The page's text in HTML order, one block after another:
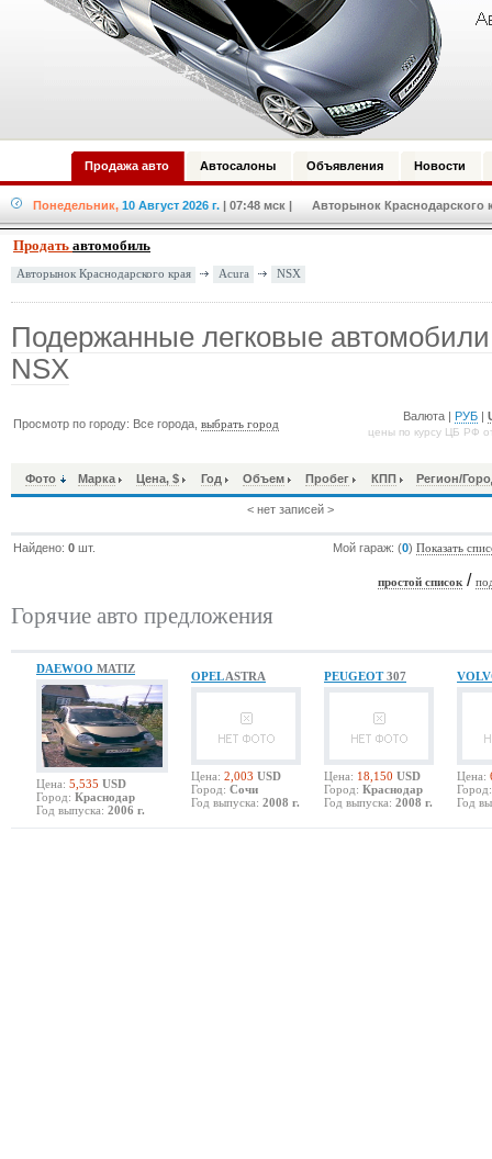
Продажа авто Автосалоны Объявления Новости
Понедельник, 10 Август 2026 г. | 07:48 мск | Авторынок Краснодарского
Продать автомобиль
Авторынок Краснодарского края Acura NSX
Подержанные легковые
NSX
Просмотр по городу: Все города,выбрать город
Валюта | РУБ |
цены по курсу ЦБ РФ
Фото Марка Цена, $ Год Объем Пробег КПП Регион/
< нет записей >
Найдено:0 шт. Мой гараж: (0)Показать
простой список/
Горячие авто предложения
DAEWOO MATIZ
Цена: 5,535 USD
Город: Краснодар
Год выпуска: 2006 г.
OPELASTRA
Цена: 2,003 USD
Город: Сочи
Год выпуска: 2008 г.
PEUGEOT307
Цена: 18,150 USD
Город: Краснодар
Год выпуска: 2008 г.
Цена:
Город:
Год